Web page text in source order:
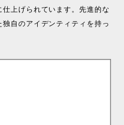
上げられています。先進的な
自のアイデンティティを持っ